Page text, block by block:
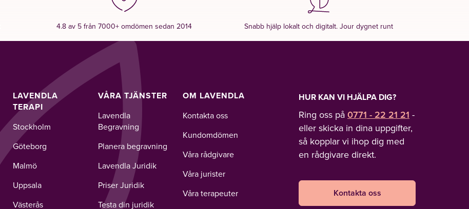
4.8 av 5 från 7000+ omdömen sedan 2014 Snabb hjälp lokalt och digitalt. Jour dygnet runt
LAVENDLA
TERAPI
Stockholm
Göteborg
Malmö
Uppsala
Västerås
VÅRA TJÄNSTER
Lavendla
Begravning
Planera begravning
Lavendla Juridik
Priser Juridik
Testa din juridik
OM LAVENDLA
Kontakta oss
Kundomdömen
Våra rådgivare
Våra jurister
Våra terapeuter
HUR KAN VI HJÄLPA DIG?
Ring oss på 0771 - 22 21 21 -
eller skicka in dina uppgifter,
så kopplar vi ihop dig med
en rådgivare direkt.
Kontakta oss